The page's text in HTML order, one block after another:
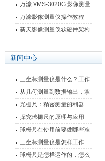
影像测量仪选型指南
万濠 VMS-3020G 影像测量
仪技术规格与应用解析
万濠影像测量仪操作教程：
从开机到出报告，新手也能
新天影像测量仪软硬件架构
新闻中心
三坐标测量仪是什么？工作
原理、分类与核心功能一次
讲清
从几何测量到数据输出，掌
握万濠影像测量仪的六大核
心能力
光栅尺：精密测量的利器
探究球栅尺的原理与应用
球栅尺在使用前要做哪些准
备工作？
三坐标测量仪是怎样工作
的，功能有什么优势？
球栅尺是怎样运作的，怎么